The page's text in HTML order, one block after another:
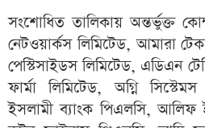
সংশোধিত তালিকায় অন্তর্ভুক্ত
নেটওয়ার্কস লিমিটেড, আমারা
পেস্টিসাইডস লিমিটেড, এডিএন
ফার্মা লিমিটেড, অগ্নি
ইসলামী ব্যাংক পিএলসি, আলিফ